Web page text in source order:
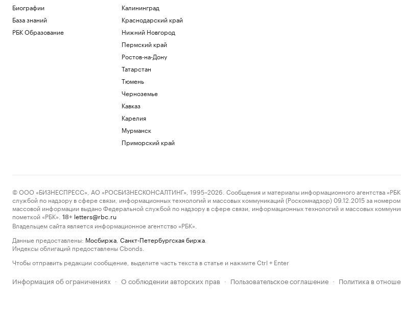
Биографии
База знаний
РБК Образование
Калининград
Краснодарский край
Нижний Новгород
Пермский край
Ростов-на-Дону
Татарстан
Тюмень
Черноземье
Кавказ
Карелия
Мурманск
Приморский край
© ООО «БИЗНЕСПРЕСС», АО «РОСБИЗНЕСКОНСАЛТИНГ», 1995–2026. Сообщения и материалы информационного агентства «РБК»
службой по надзору в сфере связи, информационных технологий и массовых коммуникаций (Роскомнадзор) 09.12.2015 за
массовой информации выдано Федеральной службой по надзору в сфере связи, информационных технологий и массовых
пометкой «РБК».
18+ letters@rbc.ru
Владельцем сайта является информационное агентство «РБК».
Данные предоставлены: Мосбиржа Санкт-Петербургская биржа
Индексы облигаций предоставлены Cbonds.
Чтобы отправить редакции сообщение, выделите часть текста в статье и нажмите Ctrl + Enter
Информация об ограничениях · О соблюдении авторских прав · Пользовательское соглашение · Политика в